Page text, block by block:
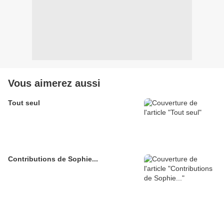
Vous aimerez aussi
Tout seul
Contributions de Sophie...